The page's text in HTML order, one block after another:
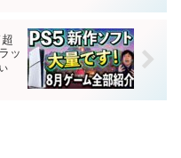
ッ